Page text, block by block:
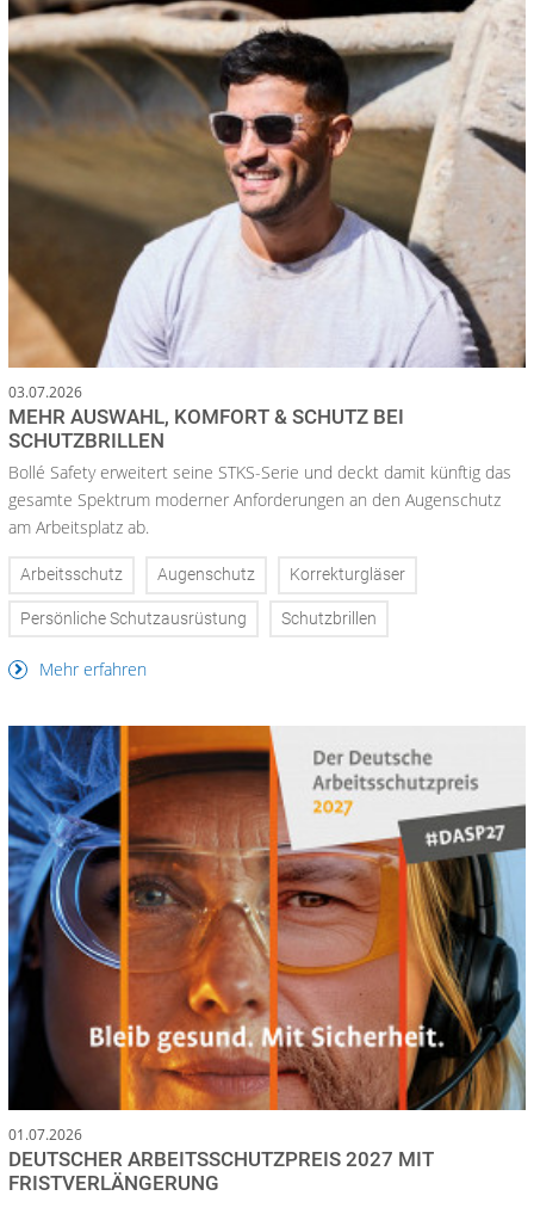
03.07.2026
MEHR AUSWAHL, KOMFORT & SCHUTZ BEI
SCHUTZBRILLEN
Bollé Safety erweitert seine STKS-Serie und deckt damit künftig das
gesamte Spektrum moderner Anforderungen an den Augenschutz
am Arbeitsplatz ab.
Arbeitsschutz Augenschutz Korrekturgläser
Persönliche Schutzausrüstung Schutzbrillen
Mehr erfahren
01.07.2026
DEUTSCHER ARBEITSSCHUTZPREIS 2027 MIT
FRISTVERLÄNGERUNG